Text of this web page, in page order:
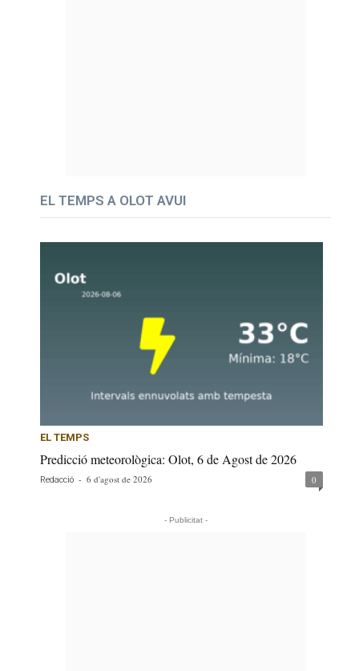
EL TEMPS A OLOT AVUI
EL TEMPS
Predicció meteorològica: Olot, 6 de Agost de 2026
Redacció - 6 d'agost de 2026 0
- Publicitat -